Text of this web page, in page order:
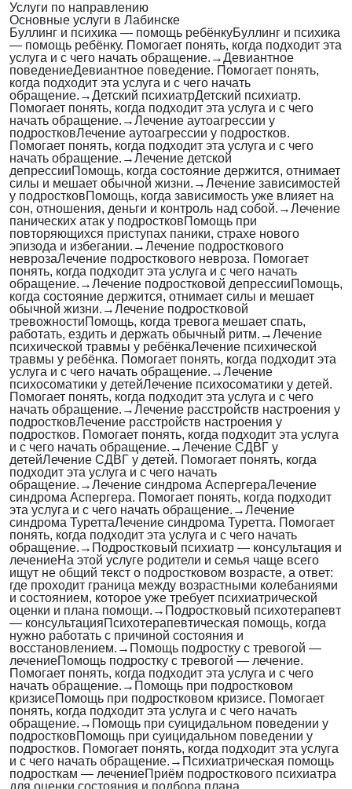
Услуги по направлению
Основные услуги в Лабинске
Буллинг и психика — помощь ребёнкуБуллинг и психика
— помощь ребёнку. Помогает понять, когда подходит эта
услуга и с чего начать обращение. →Девиантное
поведениеДевиантное поведение. Помогает понять,
когда подходит эта услуга и с чего начать
обращение. →Детский психиатрДетский психиатр.
Помогает понять, когда подходит эта услуга и с чего
начать обращение. →Лечение аутоагрессии у
подростковЛечение аутоагрессии у подростков.
Помогает понять, когда подходит эта услуга и с чего
начать обращение. →Лечение детской
депрессииПомощь, когда состояние держится, отнимает
силы и мешает обычной жизни. →Лечение зависимостей
у подростковПомощь, когда зависимость уже влияет на
сон, отношения, деньги и контроль над собой. →Лечение
панических атак у подростковПомощь при
повторяющихся приступах паники, страхе нового
эпизода и избегании. →Лечение подросткового
неврозаЛечение подросткового невроза. Помогает
понять, когда подходит эта услуга и с чего начать
обращение. →Лечение подростковой депрессииПомощь,
когда состояние держится, отнимает силы и мешает
обычной жизни. →Лечение подростковой
тревожностиПомощь, когда тревога мешает спать,
работать, ездить и держать обычный ритм. →Лечение
психической травмы у ребёнкаЛечение психической
травмы у ребёнка. Помогает понять, когда подходит эта
услуга и с чего начать обращение. →Лечение
психосоматики у детейЛечение психосоматики у детей.
Помогает понять, когда подходит эта услуга и с чего
начать обращение. →Лечение расстройств настроения у
подростковЛечение расстройств настроения у
подростков. Помогает понять, когда подходит эта услуга
и с чего начать обращение. →Лечение СДВГ у
детейЛечение СДВГ у детей. Помогает понять, когда
подходит эта услуга и с чего начать
обращение. →Лечение синдрома АспергераЛечение
синдрома Аспергера. Помогает понять, когда подходит
эта услуга и с чего начать обращение. →Лечение
синдрома ТуреттаЛечение синдрома Туретта. Помогает
понять, когда подходит эта услуга и с чего начать
обращение. → Подростковый психиатр — консультация и
лечениеНа этой услуге родители и семья чаще всего
ищут не общий текст о подростковом возрасте, а ответ:
где проходит граница между возрастными колебаниями
и состоянием, которое уже требует психиатрической
оценки и плана помощи. → Подростковый психотерапевт
— консультацияПсихотерапевтическая помощь, когда
нужно работать с причиной состояния и
восстановлением. → Помощь подростку с тревогой —
лечениеПомощь подростку с тревогой — лечение.
Помогает понять, когда подходит эта услуга и с чего
начать обращение. → Помощь при подростковом
кризисеПомощь при подростковом кризисе. Помогает
понять, когда подходит эта услуга и с чего начать
обращение. → Помощь при суицидальном поведении у
подростковПомощь при суицидальном поведении у
подростков. Помогает понять, когда подходит эта услуга
и с чего начать обращение. → Психиатрическая помощь
подросткам — лечениеПриём подросткового психиатра